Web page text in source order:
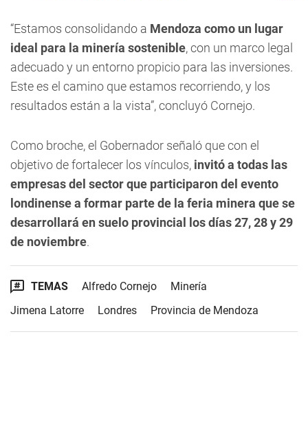
“Estamos consolidando a Mendoza como un lugar
ideal para la minería sostenible, con un marco legal
adecuado y un entorno propicio para las inversiones.
Este es el camino que estamos recorriendo, y los
resultados están a la vista”, concluyó Cornejo.
Como broche, el Gobernador señaló que con el
objetivo de fortalecer los vínculos, invitó a todas las
empresas del sector que participaron del evento
londinense a formar parte de la feria minera que se
desarrollará en suelo provincial los días 27, 28 y 29
de noviembre.
TEMAS Alfredo Cornejo
Minería
Jimena Latorre
Londres Provincia de Mendoza